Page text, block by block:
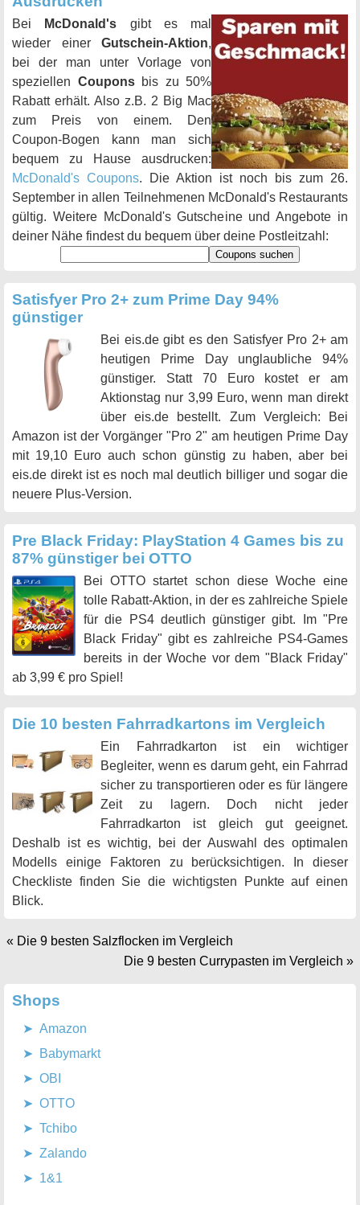
Bei McDonald's gibt es mal
wieder einer Gutschein-Aktion,
bei der man unter Vorlage von
speziellen Couponsbis zu 50%
Rabatt erhält. Also z.B. 2 Big Mac
zum Preis von einem. Den
Coupon-Bogen kann man sich
bequem zu Hause ausdrucken:
McDonald's Coupons. Die Aktion ist noch bis zum 26.
September in allen Teilnehmenen McDonald's Restaurants
gültig. Weitere McDonald's Gutscheine und Angebote in
deiner Nähe findest du bequem über deine Postleitzahl:
Satisfyer Pro 2+ zum Prime Day 94%
günstiger
Bei eis.de gibt es den Satisfyer Pro 2+ am
heutigen Prime Day unglaubliche 94%
günstiger. Statt 70 Euro kostet er am
Aktionstag nur 3,99 Euro, wenn man direkt
über eis.de bestellt. Zum Vergleich: Bei
Amazon ist der Vorgänger "Pro 2" am heutigen Prime Day
mit 19,10 Euro auch schon günstig zu haben, aber bei
eis.de direkt ist es noch mal deutlich billiger und sogar die
neuere Plus-Version.
Pre Black Friday: PlayStation 4 Games bis zu
87% günstiger bei OTTO
Bei OTTO startet schon diese Woche eine
tolle Rabatt-Aktion, in der es zahlreiche Spiele
für die PS4 deutlich günstiger gibt. Im "Pre
Black Friday" gibt es zahlreiche PS4-Games
bereits in der Woche vor dem "Black Friday"
ab 3,99 € pro Spiel!
Die 10 besten Fahrradkartons im Vergleich
Ein Fahrradkarton ist ein wichtiger
Begleiter, wenn es darum geht, ein Fahrrad
sicher zu transportieren oder es für längere
Zeit zu lagern. Doch nicht jeder
Fahrradkarton ist gleich gut geeignet.
Deshalb ist es wichtig, bei der Auswahl des optimalen
Modells einige Faktoren zu berücksichtigen. In dieser
Checkliste finden Sie die wichtigsten Punkte auf einen
Blick.
« Die 9 besten Salzflocken im Vergleich
Die 9 besten Currypasten im Vergleich »
Shops
Amazon
Babymarkt
OBI
OTTO
Tchibo
Zalando
1&1